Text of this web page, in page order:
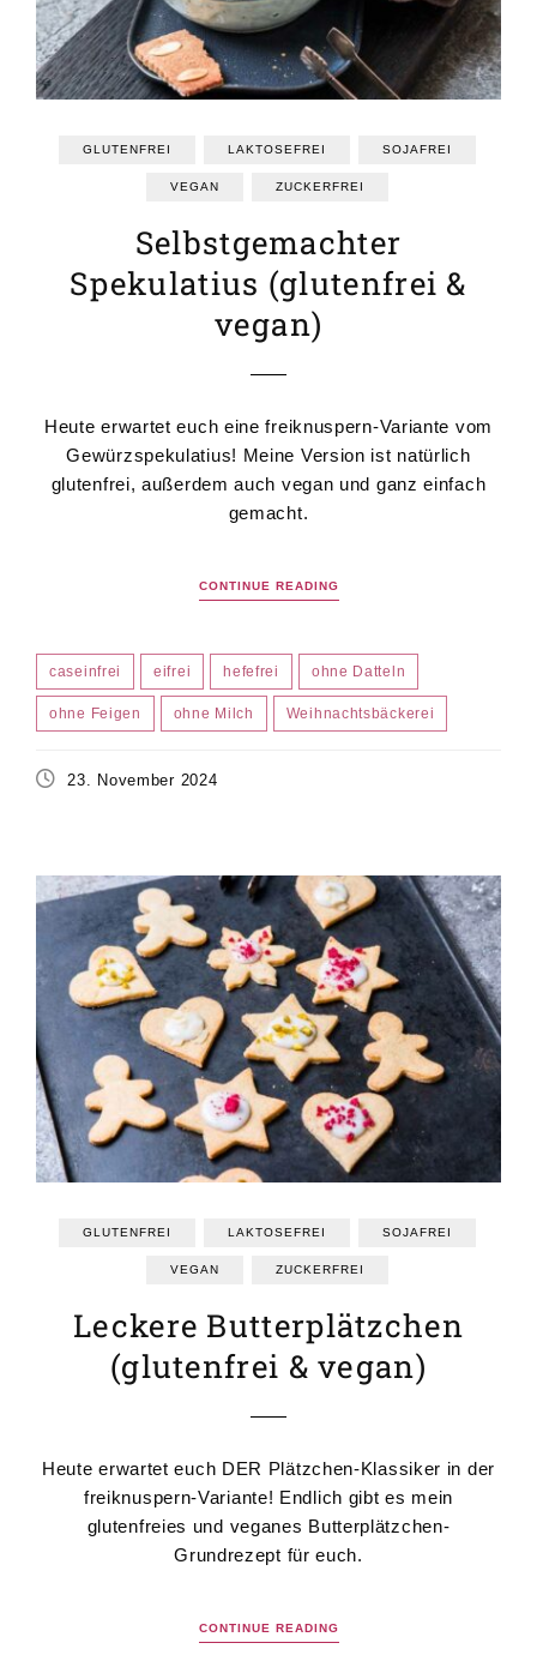
GLUTENFREI LAKTOSEFREI SOJAFREI
VEGAN ZUCKERFREI
Selbstgemachter
Spekulatius (glutenfrei &
vegan)
Heute erwartet euch eine freiknuspern-Variante vom
Gewürzspekulatius! Meine Version ist natürlich
glutenfrei, außerdem auch vegan und ganz einfach
gemacht.
CONTINUE READING
caseinfrei eifrei hefefrei ohne Datteln
ohne Feigen ohne Milch Weihnachtsbäckerei
23. November 2024
GLUTENFREI LAKTOSEFREI SOJAFREI
VEGAN ZUCKERFREI
Leckere Butterplätzchen
(glutenfrei & vegan)
Heute erwartet euch DER Plätzchen-Klassiker in der
freiknuspern-Variante! Endlich gibt es mein
glutenfreies und veganes Butterplätzchen-
Grundrezept für euch.
CONTINUE READING